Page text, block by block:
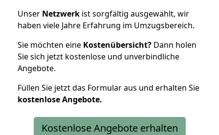
Unser Netzwerk ist sorgfältig ausgewählt, wir
haben viele Jahre Erfahrung im Umzugsbereich.
Sie möchten eine Kostenübersicht? Dann holen
Sie sich jetzt kostenlose und unverbindliche
Angebote.
Füllen Sie jetzt das Formular aus und erhalten Sie
kostenloseAngebote.
Kostenlose Angebote erhalten